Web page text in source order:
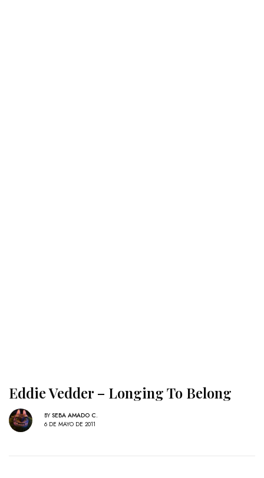
Eddie Vedder – Longing To Belong
BY SEBA AMADO C.
6 DE MAYO DE 2011